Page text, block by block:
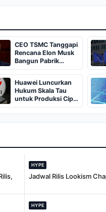
CEO TSMC Tanggapi
Rencana Elon Musk
Bangun Pabrik
Terafab
Huawei Luncurkan
Hukum Skala Tau
untuk Produksi Cip
Setara 1,4 nm
HYPE
Jadwal Rilis Lookism
HYPE